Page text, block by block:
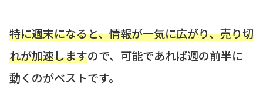
特に週末になると、情報が一気に広がり、売り切
れが加速しますので、可能であれば週の前半に
動くのがベストです。